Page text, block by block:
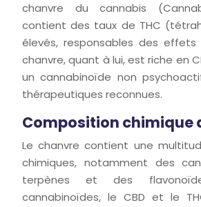
chanvre du cannabis
contient des taux de THC
élevés, responsables des effets
chanvre, quant à lui, est riche en
un cannabinoïde non
thérapeutiques reconnues.
Composition chimique
Le chanvre contient une
chimiques, notamment des
terpènes et des
cannabinoïdes, le CBD et le